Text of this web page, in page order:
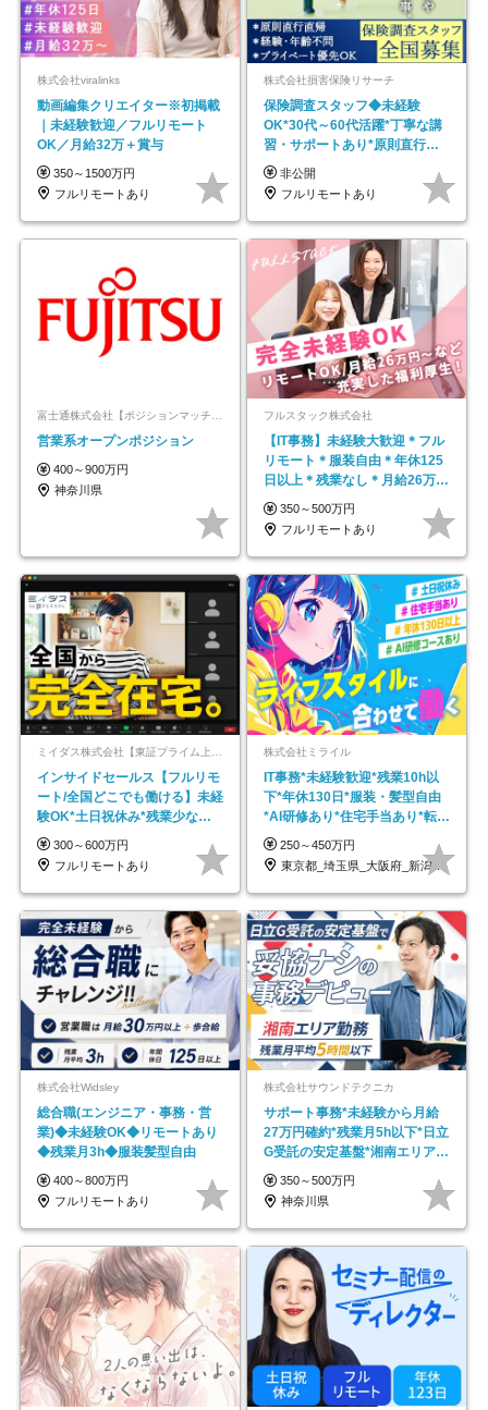
株式会社viralinks
動画編集クリエイター※初掲載
｜未経験歓迎／フルリモート
OK／月給32万＋賞与
350～1500万円
フルリモートあり
株式会社損害保険リサーチ
保険調査スタッフ◆未経験
OK*30代～60代活躍*丁寧な講
習・サポートあり*原則直行直
帰／全国募集・業務委託
非公開
フルリモートあり
富士通株式会社【ポジションマッチ登録】
営業系オープンポジション
400～900万円
神奈川県
フルスタック株式会社
【IT事務】未経験大歓迎＊フル
リモート＊服装自由＊年休125
日以上＊残業なし＊月給26万円
以上
350～500万円
フルリモートあり
インサイドセールス【フルリモ
ート/全国どこでも働ける】未経
験OK*土日祝休み*残業少なめ*
在宅勤務手当あり
300～600万円
フルリモートあり
株式会社ミライル
IT事務*未経験歓迎*残業10h以
下*年休130日*服装・髪型自由
*AI研修あり*住宅手当あり*転勤
なし
250～450万円
東京都_埼玉県_大阪府_新潟県_福岡県
株式会社Widsley
総合職(エンジニア・事務・営
業)◆未経験OK◆リモートあり
◆残業月3h◆服装髪型自由
400～800万円
フルリモートあり
株式会社サウンドテクニカ
サポート事務*未経験から月給
27万円確約*残業月5h以下*日立
G受託の安定基盤*湘南エリア勤
務
350～500万円
神奈川県